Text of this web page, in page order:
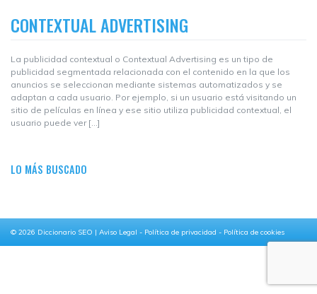
CONTEXTUAL ADVERTISING
La publicidad contextual o Contextual Advertising es un tipo de
publicidad segmentada relacionada con el contenido en la que los
anuncios se seleccionan mediante sistemas automatizados y se
adaptan a cada usuario. Por ejemplo, si un usuario está visitando un
sitio de películas en línea y ese sitio utiliza publicidad contextual, el
usuario puede ver […]
LO MÁS BUSCADO
© 2026 Diccionario SEO | Aviso Legal - Política de privacidad - Política de cookies